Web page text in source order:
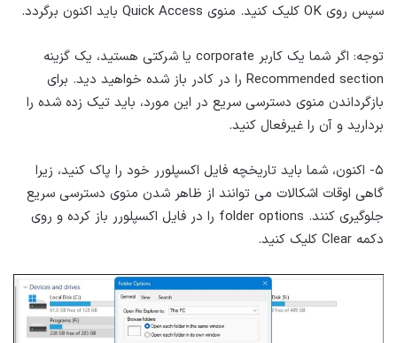
سپس روی OK کلیک کنید. منوی Quick Access باید اکنون برگردد.
توجه: اگر شما یک کاربر corporate یا شرکتی هستید، یک گزینه
Recommended section را در کادر باز شده خواهید دید. برای
بازگرداندن منوی دسترسی سریع در این مورد، باید تیک زده شده را
بردارید و آن را غیرفعال کنید.
۵- اکنون، شما باید تاریخچه فایل اکسپلورر خود را پاک کنید، زیرا
گاهی اوقات اشکالات می توانند از ظاهر شدن منوی دسترسی سریع
جلوگیری کنند. folder options را در فایل اکسپلورر باز کرده و روی
دکمه Clear کلیک کنید.